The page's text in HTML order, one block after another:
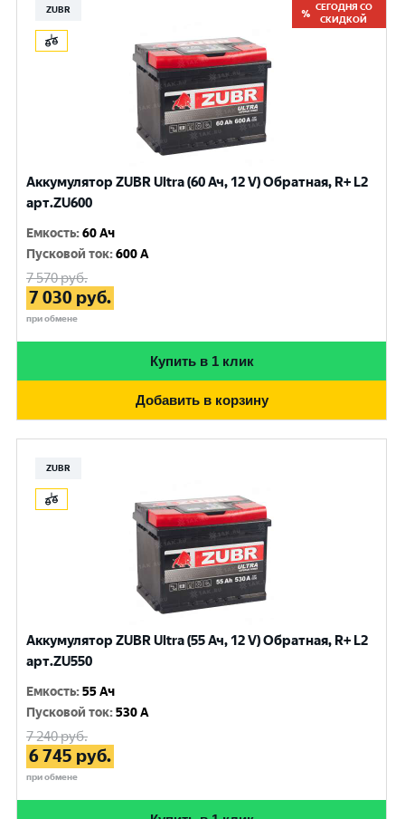
ZUBR
СЕГОДНЯ СО
СКИДКОЙ
Аккумулятор ZUBR Ultra (60 Ач, 12 V) Обратная, R+ L2
арт.ZU600
Емкость:60 Ач
Пусковой ток:600 A
7 570руб.
7 030 руб.
при обмене
Купить в 1 клик
Добавить в корзину
ZUBR
Аккумулятор ZUBR Ultra (55 Ач, 12 V) Обратная, R+ L2
арт.ZU550
Емкость:55 Ач
Пусковой ток:530 A
7 240руб.
6 745 руб.
при обмене